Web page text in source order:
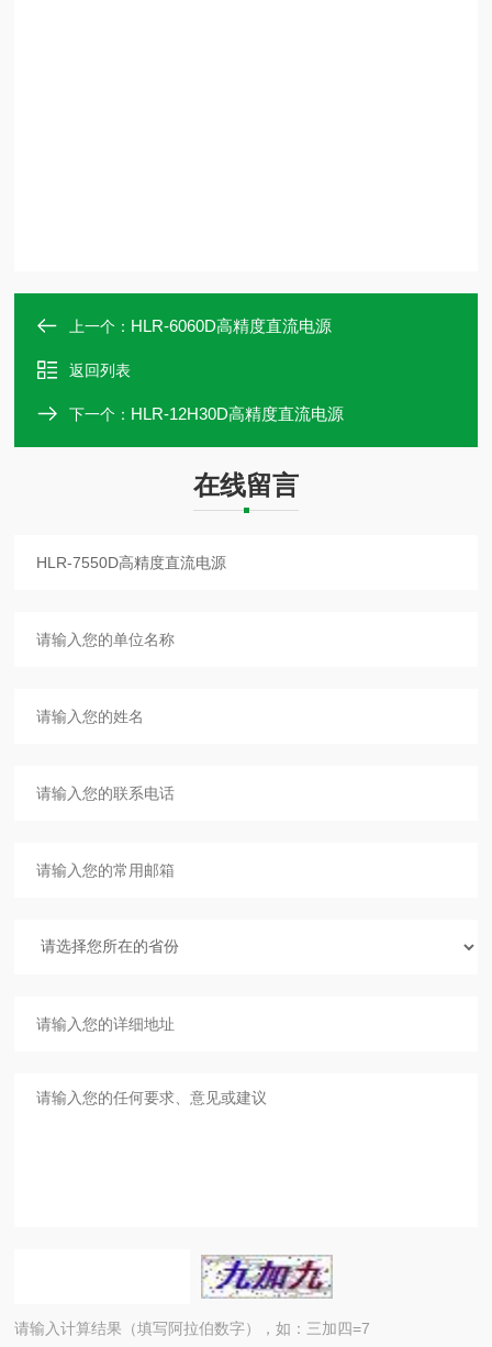
上一个： HLR-6060D高精度直流电源
返回列表
下一个： HLR-12H30D高精度直流电源
在线留言
请输入计算结果（填写阿拉伯数字），如：三加四=7